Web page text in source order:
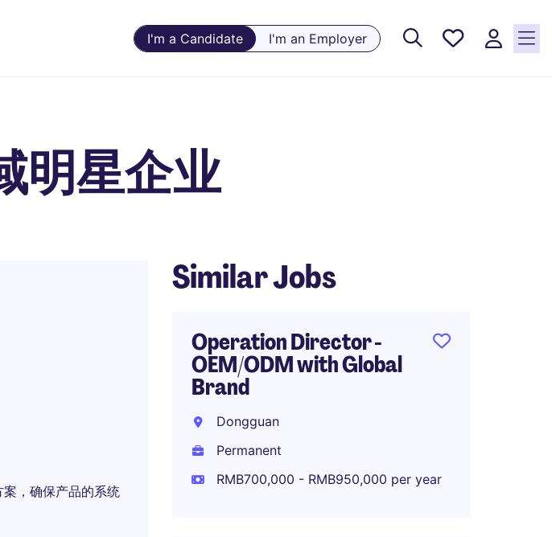
I'm a Candidate I'm an Employer
Saved
明星企业
，确保产品的系统
Similar Jobs
Operation Director -
OEM/ODM with Global
Brand
Dongguan
Permanent
RMB700,000 - RMB950,000 per year